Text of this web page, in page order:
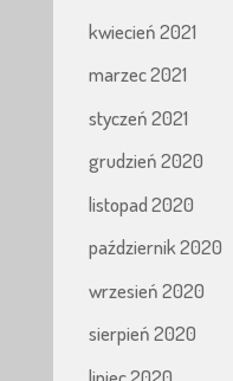
kwiecień 2021
marzec 2021
styczeń 2021
grudzień 2020
listopad 2020
październik 2020
wrzesień 2020
sierpień 2020